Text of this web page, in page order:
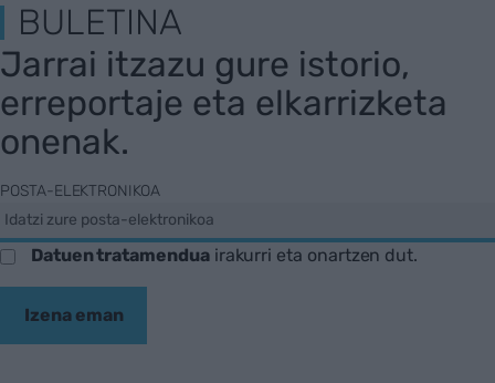
BULETINA
Jarrai itzazu gure istorio,
erreportaje eta elkarrizketa
onenak.
POSTA-ELEKTRONIKOA
Datuen tratamenduairakurri eta onartzen dut.
Izena eman